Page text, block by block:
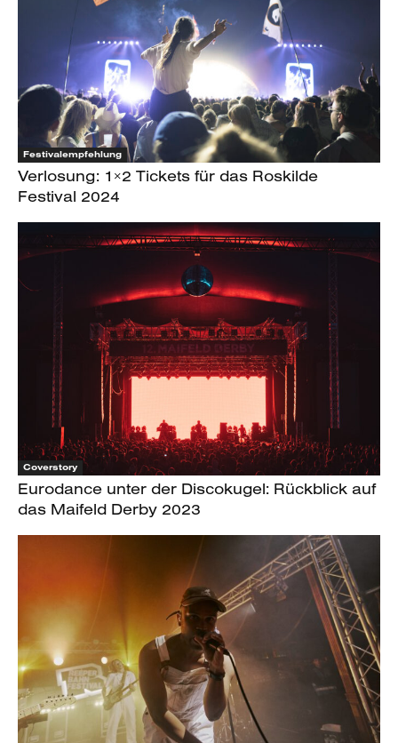
Festivalempfehlung
Verlosung: 1×2 Tickets für das Roskilde
Festival 2024
Coverstory
Eurodance unter der Discokugel: Rückblick auf
das Maifeld Derby 2023